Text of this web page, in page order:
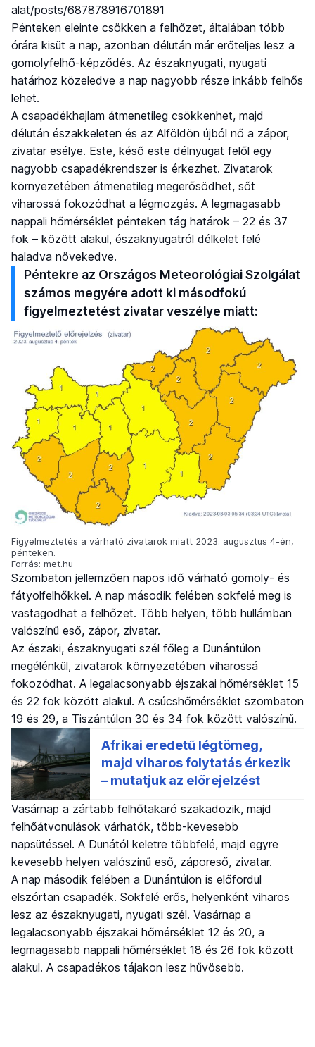
alat/posts/687878916701891
Pénteken eleinte csökken a felhőzet, általában több
órára kisüt a nap, azonban délután már erőteljes lesz a
gomolyfelhő-képződés. Az északnyugati, nyugati
határhoz közeledve a nap nagyobb része inkább felhős
lehet.
A csapadékhajlam átmenetileg csökkenhet, majd
délután északkeleten és az Alföldön újból nő a zápor,
zivatar esélye. Este, késő este délnyugat felől egy
nagyobb csapadékrendszer is érkezhet. Zivatarok
környezetében átmenetileg megerősödhet, sőt
viharossá fokozódhat a légmozgás. A legmagasabb
nappali hőmérséklet pénteken tág határok – 22 és 37
fok – között alakul, északnyugatról délkelet felé
haladva növekedve.
Péntekre az Országos Meteorológiai Szolgálat
számos megyére adott ki másodfokú
figyelmeztetést zivatar veszélye miatt:
Figyelmeztetés a várható zivatarok miatt 2023. augusztus 4-én,
pénteken.
Forrás: met.hu
Szombaton jellemzően napos idő várható gomoly- és
fátyolfelhőkkel. A nap második felében sokfelé meg is
vastagodhat a felhőzet. Több helyen, több hullámban
valószínű eső, zápor, zivatar.
Az északi, északnyugati szél főleg a Dunántúlon
megélénkül, zivatarok környezetében viharossá
fokozódhat. A legalacsonyabb éjszakai hőmérséklet 15
és 22 fok között alakul. A csúcshőmérséklet szombaton
19 és 29, a Tiszántúlon 30 és 34 fok között valószínű.
Vasárnap a zártabb felhőtakaró szakadozik, majd
felhőátvonulások várhatók, több-kevesebb
napsütéssel. A Dunától keletre többfelé, majd egyre
kevesebb helyen valószínű eső, záporeső, zivatar.
A nap második felében a Dunántúlon is előfordul
elszórtan csapadék. Sokfelé erős, helyenként viharos
lesz az északnyugati, nyugati szél. Vasárnap a
legalacsonyabb éjszakai hőmérséklet 12 és 20, a
legmagasabb nappali hőmérséklet 18 és 26 fok között
alakul. A csapadékos tájakon lesz hűvösebb.